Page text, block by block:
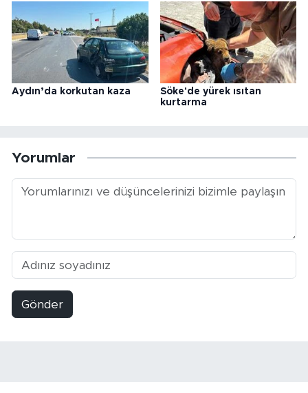
Aydın’da korkutan kaza
Söke'de yürek ısıtan
kurtarma
Yorumlar
Gönder